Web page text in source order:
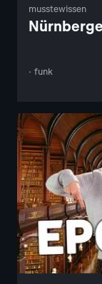
musstewissen
· funk